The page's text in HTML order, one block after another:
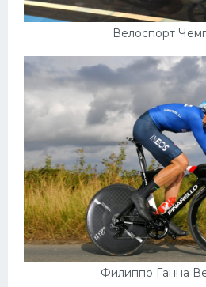
Велоспорт
Филиппо Ганна